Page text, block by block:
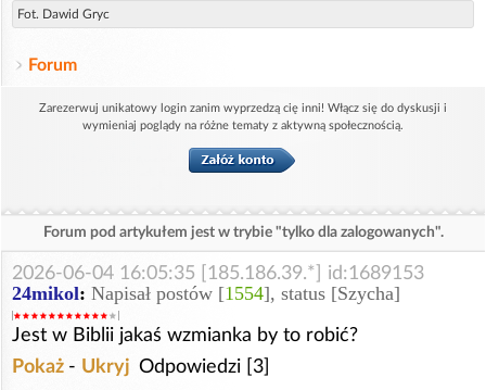
Fot. Dawid Gryc
Forum
Zarezerwuj unikatowy login zanim wyprzedzą cię inni! Włącz się do dyskusji i
wymieniaj poglądy na różne tematy z aktywną społecznością.
Forum pod artykułem jest w trybie "tylko dla zalogowanych".
2026-06-04 16:05:35 [185.186.39.*] id:1689153
24mikol: Napisał postów [1554], status [Szycha]
Jest w Biblii jakaś wzmianka by to robić?
Pokaż - Ukryj Odpowiedzi [3]